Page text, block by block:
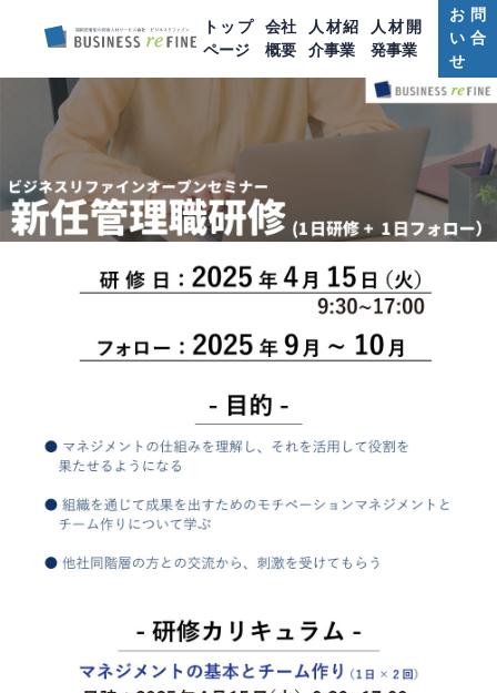
トップ
ページ
会社
概要
人材紹
介事業
人材開
発事業
お問
い合
せ